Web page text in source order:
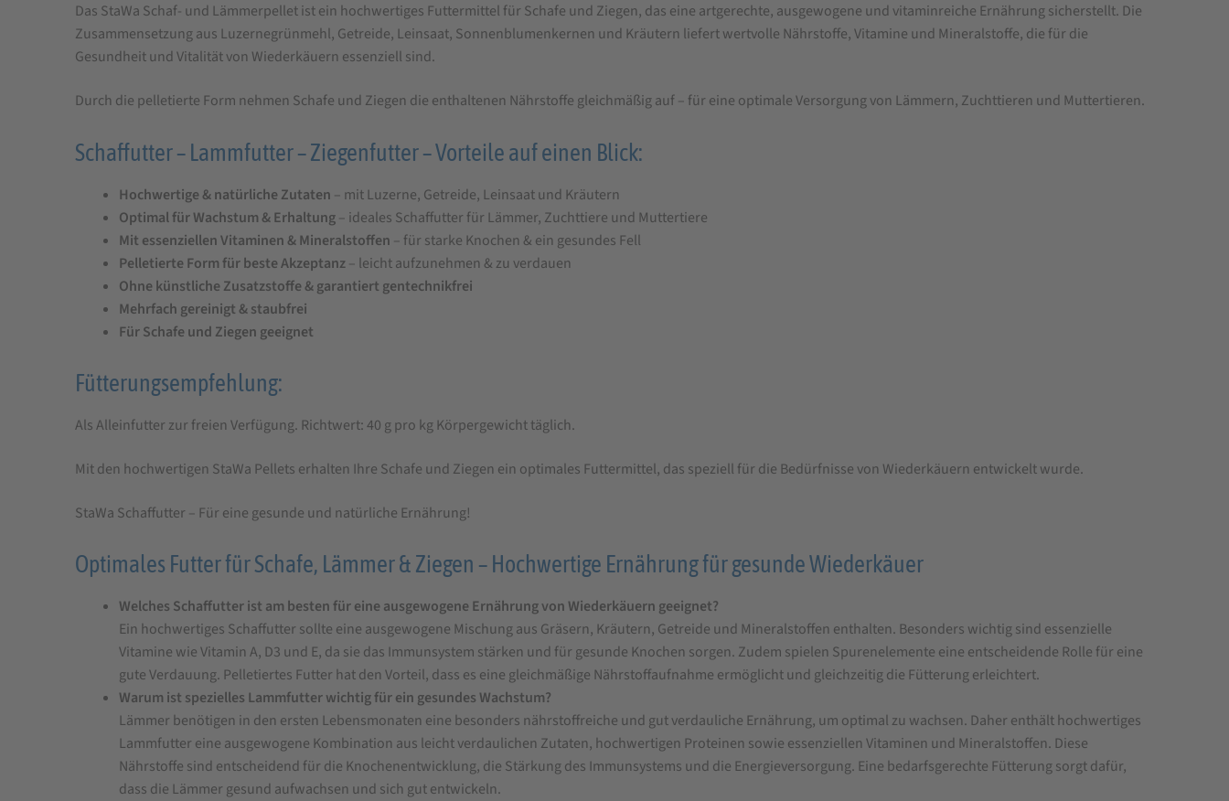
StaWa
Schaf-
Lämmerpellets
kg
Das StaWa Schaf- und Lämmerpellet ist ein hochwertiges Futtermittel für Schafe und Ziegen, das eine artgerechte, ausgewogene und vitaminreiche Ernährung sicherstellt. Die
Zusammensetzung aus Luzernegrünmehl, Getreide, Leinsaat, Sonnenblumenkernen und Kräutern liefert wertvolle Nährstoffe, Vitamine und Mineralstoffe, die für die
Gesundheit und Vitalität von Wiederkäuern essenziell sind.
Durch die pelletierte Form nehmen Schafe und Ziegen die enthaltenen Nährstoffe gleichmäßig auf – für eine optimale Versorgung von Lämmern, Zuchttieren und Muttertieren.
Schaffutter – Lammfutter – Ziegenfutter – Vorteile auf einen Blick:
Hochwertige & natürliche Zutaten – mit Luzerne, Getreide, Leinsaat und Kräutern
Optimal für Wachstum & Erhaltung– ideales Schaffutter für Lämmer, Zuchttiere und Muttertiere
Mit essenziellen Vitaminen & Mineralstoffen – für starke Knochen & ein gesundes Fell
Pelletierte Form für beste Akzeptanz– leicht aufzunehmen & zu verdauen
Ohne künstliche Zusatzstoffe & garantiert gentechnikfrei
Mehrfach gereinigt & staubfrei
Für Schafe und Ziegen geeignet
Fütterungsempfehlung:
Als Alleinfutter zur freien Verfügung. Richtwert: 40 g pro kg Körpergewicht täglich.
Mit den hochwertigen StaWa Pellets erhalten Ihre Schafe und Ziegen ein optimales Futtermittel, das speziell für die Bedürfnisse von Wiederkäuern entwickelt wurde.
StaWa Schaffutter – Für eine gesunde und natürliche Ernährung!
Optimales Futter für Schafe, Lämmer & Ziegen – Hochwertige Ernährung für gesunde Wiederkäuer
Welches Schaffutter ist am besten für eine ausgewogene Ernährung von Wiederkäuern geeignet?
Ein hochwertiges Schaffutter sollte eine ausgewogene Mischung aus Gräsern, Kräutern, Getreide und Mineralstoffen enthalten. Besonders wichtig sind essenzielle
Vitamine wie Vitamin A, D3 und E, da sie das Immunsystem stärken und für gesunde Knochen sorgen. Zudem spielen Spurenelemente eine entscheidende Rolle für eine
gute Verdauung. Pelletiertes Futter hat den Vorteil, dass es eine gleichmäßige Nährstoffaufnahme ermöglicht und gleichzeitig die Fütterung erleichtert.
Warum ist spezielles Lammfutter wichtig für ein gesundes Wachstum?
Lämmer benötigen in den ersten Lebensmonaten eine besonders nährstoffreiche und gut verdauliche Ernährung, um optimal zu wachsen. Daher enthält hochwertiges
Lammfutter eine ausgewogene Kombination aus leicht verdaulichen Zutaten, hochwertigen Proteinen sowie essenziellen Vitaminen und Mineralstoffen. Diese
Nährstoffe sind entscheidend für die Knochenentwicklung, die Stärkung des Immunsystems und die Energieversorgung. Eine bedarfsgerechte Fütterung sorgt dafür,
dass die Lämmer gesund aufwachsen und sich gut entwickeln.